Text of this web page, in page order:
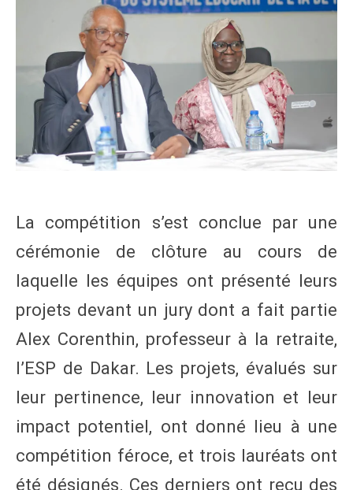
La compétition s’est conclue par une
cérémonie de clôture au cours de
laquelle les équipes ont présenté leurs
projets devant un jury dont a fait partie
Alex Corenthin, professeur à la retraite,
l’ESP de Dakar. Les projets, évalués sur
leur pertinence, leur innovation et leur
impact potentiel, ont donné lieu à une
compétition féroce, et trois lauréats ont
été désignés. Ces derniers ont reçu des